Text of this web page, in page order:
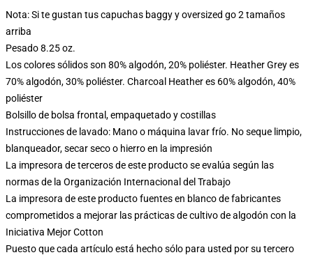
Nota: Si te gustan tus capuchas baggy y oversized go 2 tamaños
arriba
Pesado 8.25 oz.
Los colores sólidos son 80% algodón, 20% poliéster. Heather Grey es
70% algodón, 30% poliéster. Charcoal Heather es 60% algodón, 40%
poliéster
Bolsillo de bolsa frontal, empaquetado y costillas
Instrucciones de lavado: Mano o máquina lavar frío. No seque limpio,
blanqueador, secar seco o hierro en la impresión
La impresora de terceros de este producto se evalúa según las
normas de la Organización Internacional del Trabajo
La impresora de este producto fuentes en blanco de fabricantes
comprometidos a mejorar las prácticas de cultivo de algodón con la
Iniciativa Mejor Cotton
Puesto que cada artículo está hecho sólo para usted por su tercero